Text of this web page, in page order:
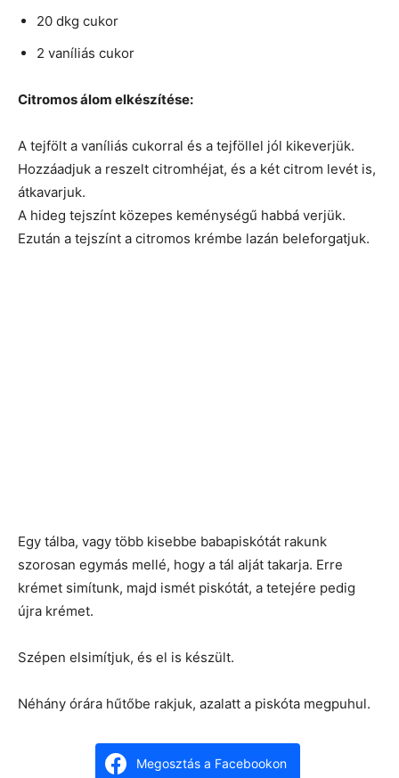
20 dkg cukor
2 vaníliás cukor
Citromos álom elkészítése:
A tejfölt a vaníliás cukorral és a tejföllel jól kikeverjük.
Hozzáadjuk a reszelt citromhéjat, és a két citrom levét is,
átkavarjuk.
A hideg tejszínt közepes keménységű habbá verjük.
Ezután a tejszínt a citromos krémbe lazán beleforgatjuk.
Egy tálba, vagy több kisebbe babapiskótát rakunk
szorosan egymás mellé, hogy a tál alját takarja. Erre
krémet simítunk, majd ismét piskótát, a tetejére pedig
újra krémet.
Szépen elsimítjuk, és el is készült.
Néhány órára hűtőbe rakjuk, azalatt a piskóta megpuhul.
Megosztás a Facebookon